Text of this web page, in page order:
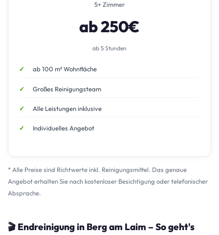
5+ Zimmer
ab 250€
ab 5 Stunden
ab 100 m² Wohnfläche
Großes Reinigungsteam
Alle Leistungen inklusive
Individuelles Angebot
* Alle Preise sind Richtwerte inkl. Reinigungsmittel. Das genaue
Angebot erhalten Sie nach kostenloser Besichtigung oder telefonischer
Absprache.
🎬 Endreinigung in Berg am Laim – So geht's